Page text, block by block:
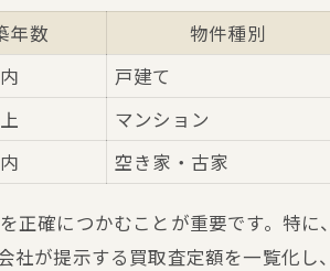
も高評価につなげる査定術
なら不動産買取の活用が有効な理由
い信達市場の特徴とは
不動産買取査定サービス比較表
が強みの不動産買取査定事情
査定で選ばれる理由を徹底解説
不動産買取査定に強いエリア特性
年数 物件種別
戸建て
マンション
空き家・古家
確につかむことが重要です。特
社が提示する買取査定額を一覧化